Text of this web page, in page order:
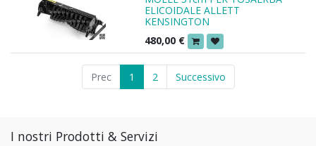
ELICOIDALE ALLETT
KENSINGTON
480,00 €
Prec 1 2 Successivo
I nostri Prodotti & Servizi